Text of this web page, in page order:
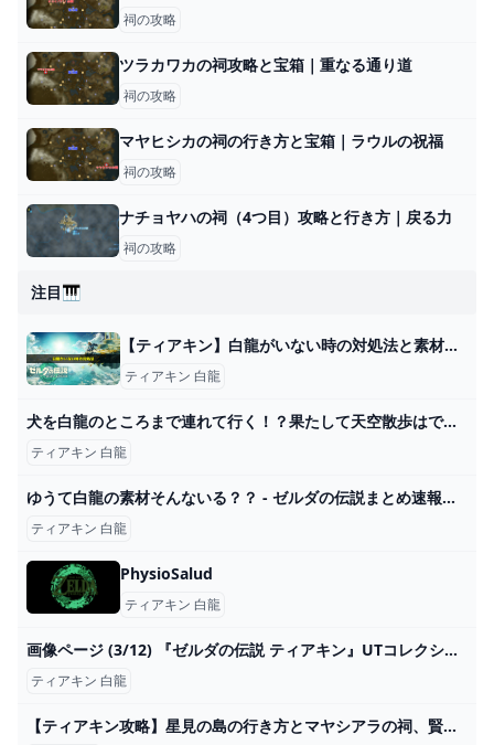
祠の攻略
ツラカワカの祠攻略と宝箱｜重なる通り道
祠の攻略
マヤヒシカの祠の行き方と宝箱｜ラウルの祝福
祠の攻略
ナチョヤハの祠（4つ目）攻略と行き方｜戻る力
祠の攻略
注目🎹
【ティアキン】白龍がいない時の対処法と素材一覧｜場所はどこ？正体は？【ゼルダの伝説】 ワイトのゲーム案内所
ティアキン 白龍
犬を白龍のところまで連れて行く！？果たして天空散歩はできるのか！！ - YouTube
ティアキン 白龍
ゆうて白龍の素材そんないる？？ - ゼルダの伝説まとめ速報｜ティアキン｜ブレワイ
ティアキン 白龍
PhysioSalud
ティアキン 白龍
画像ページ (3/12) 『ゼルダの伝説 ティアキン』UTコレクションが発売中、ラインアップ一挙紹介。白龍の瞳から落ちる泪が印象的 ゲーム・エンタメ最新情報のファミ通.com
ティアキン 白龍
【ティアキン攻略】星見の島の行き方とマヤシアラの祠、賢者の遺志。【ゼルダの伝説 ティアーズ オブ ザ キングダム】 - سی وید